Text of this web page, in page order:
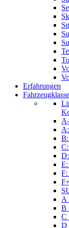
Erfahrungen
F:
A
B
C
D